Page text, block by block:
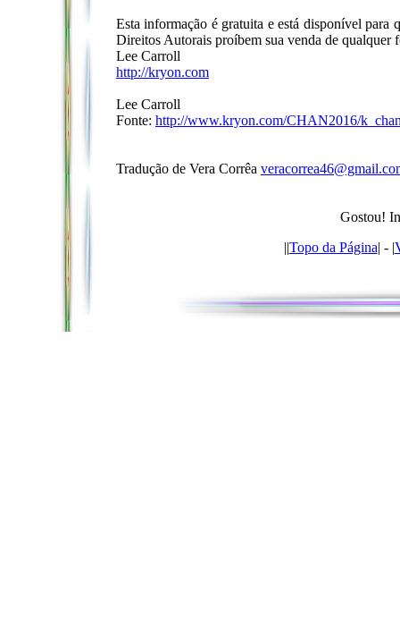
Esta informação é gratuita e está disponível para
Direitos Autorais proíbem sua venda de qualquer
Lee Carroll
http://kryon.com
Lee Carroll
Fonte: http://www.kryon.com/CHAN2016/
Tradução de Vera Corrêa
Gostou!
||Topo da Página| - |